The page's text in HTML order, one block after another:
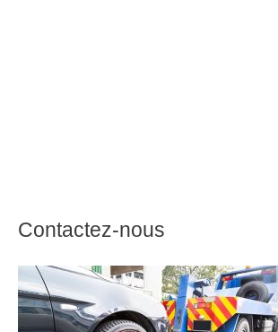
Contactez-nous